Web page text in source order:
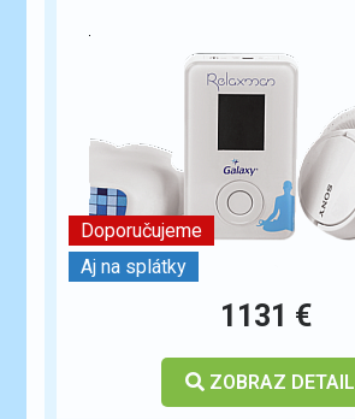
Doporučujeme
Aj na splátky
1131 €
ZOBRAZ DETAIL